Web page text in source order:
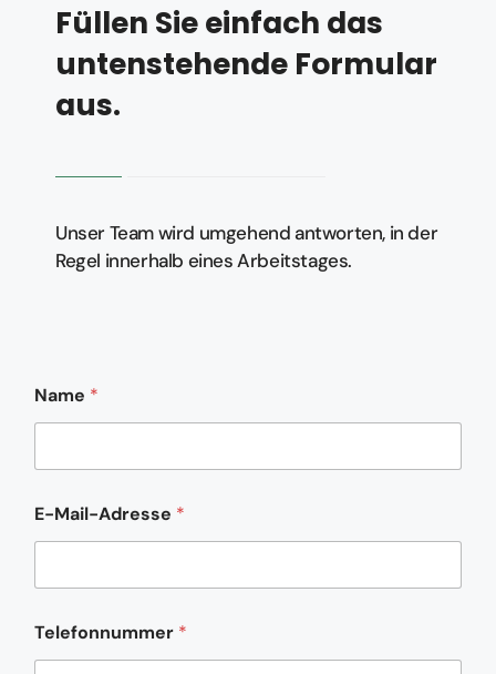
Füllen Sie einfach das
untenstehende Formular
aus.
Unser Team wird umgehend antworten, in der
Regel innerhalb eines Arbeitstages.
Name *
E-Mail-Adresse *
N
a
Telefonnummer *